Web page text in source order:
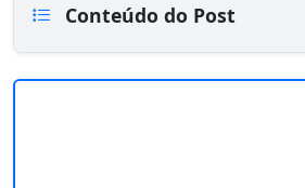
Conteúdo do Post